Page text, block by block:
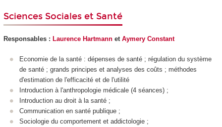
Sciences Sociales et Santé
Responsables : Laurence Hartmannet Aymery Constant
Economie de la santé : dépenses de santé ; régulation du système
de santé ; grands principes et analyses des coûts ; méthodes
d'estimation de l'efficacité et de l'utilité
Introduction à l'anthropologie médicale (4 séances) ;
Introduction au droit à la santé ;
Communication en santé publique ;
Sociologie du comportement et addictologie ;